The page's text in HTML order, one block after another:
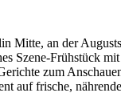
Mitte, an der
Szene-Frühstück
zum
auf frische,